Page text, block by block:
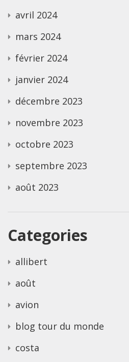
avril 2024
mars 2024
février 2024
janvier 2024
décembre 2023
novembre 2023
octobre 2023
septembre 2023
août 2023
Categories
allibert
août
avion
blog tour du monde
costa